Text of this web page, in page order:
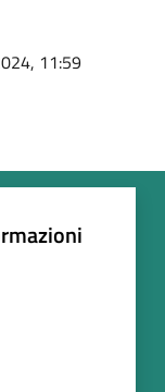
11:59